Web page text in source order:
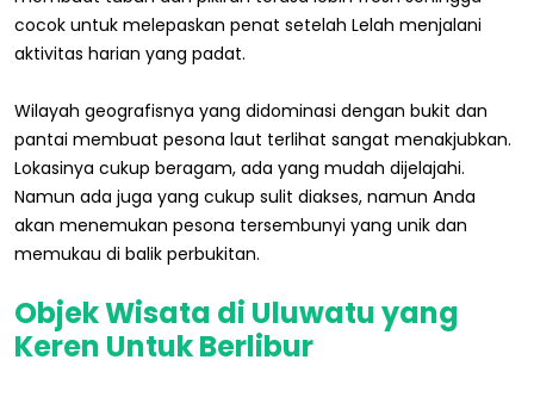
cocok untuk melepaskan penat setelah Lelah menjalani
aktivitas harian yang padat.
Wilayah geografisnya yang didominasi dengan bukit dan
pantai membuat pesona laut terlihat sangat menakjubkan.
Lokasinya cukup beragam, ada yang mudah dijelajahi.
Namun ada juga yang cukup sulit diakses, namun Anda
akan menemukan pesona tersembunyi yang unik dan
memukau di balik perbukitan.
Objek Wisata di Uluwatu yang
Keren Untuk Berlibur